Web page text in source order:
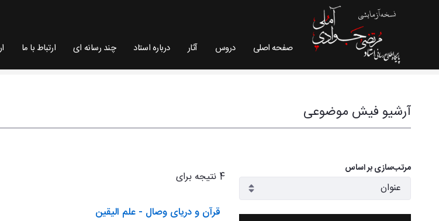
صفحه اصلی دروس آثار درباره استاد چند رسانه ای ارتباط با ما
آرشیو فیش موضوعی
مرتب‌سازی بر اساس
4 نتیجه برای
قرآن و دریای وصال - علم الیقین